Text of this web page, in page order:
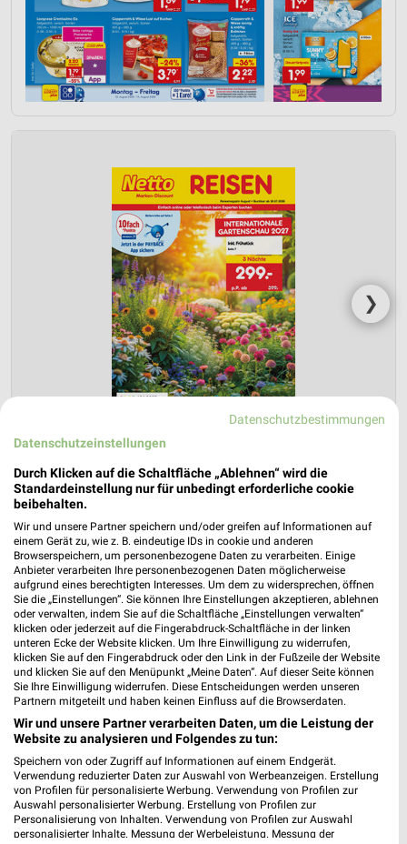
❯
Netto Marken-Discount Prospekt für
Horgau ab Do. den 30.07.
Reisemagazin August 2026
Gültig von 30. Jul. bis 31. Aug.
📅 Kalendereintrag erstellen
PROSPEKT BLÄTTERN
URLAUB & REISEN
Datenschutzbestimmungen
Datenschutzeinstellungen
Durch Klicken auf die Schaltfläche „Ablehnen“ wird die
Standardeinstellung nur für unbedingt erforderliche cookie
beibehalten.
Wir und unsere Partner speichern und/oder greifen auf Informationen auf
einem Gerät zu, wie z. B. eindeutige IDs in cookie und anderen
Browserspeichern, um personenbezogene Daten zu verarbeiten. Einige
Anbieter verarbeiten Ihre personenbezogenen Daten möglicherweise
aufgrund eines berechtigten Interesses. Um dem zu widersprechen, öffnen
Sie die „Einstellungen“. Sie können Ihre Einstellungen akzeptieren, ablehnen
oder verwalten, indem Sie auf die Schaltfläche „Einstellungen verwalten“
klicken oder jederzeit auf die Fingerabdruck-Schaltfläche in der linken
unteren Ecke der Website klicken. Um Ihre Einwilligung zu widerrufen,
klicken Sie auf den Fingerabdruck oder den Link in der Fußzeile der Website
und klicken Sie auf den Menüpunkt „Meine Daten“. Auf dieser Seite können
Sie Ihre Einwilligung widerrufen. Diese Entscheidungen werden unseren
Partnern mitgeteilt und haben keinen Einfluss auf die Browserdaten.
Wir und unsere Partner verarbeiten Daten, um die Leistung der
Website zu analysieren und Folgendes zu tun:
Speichern von oder Zugriff auf Informationen auf einem Endgerät.
Verwendung reduzierter Daten zur Auswahl von Werbeanzeigen. Erstellung
von Profilen für personalisierte Werbung. Verwendung von Profilen zur
Auswahl personalisierter Werbung. Erstellung von Profilen zur
Personalisierung von Inhalten. Verwendung von Profilen zur Auswahl
personalisierter Inhalte. Messung der Werbeleistung. Messung der